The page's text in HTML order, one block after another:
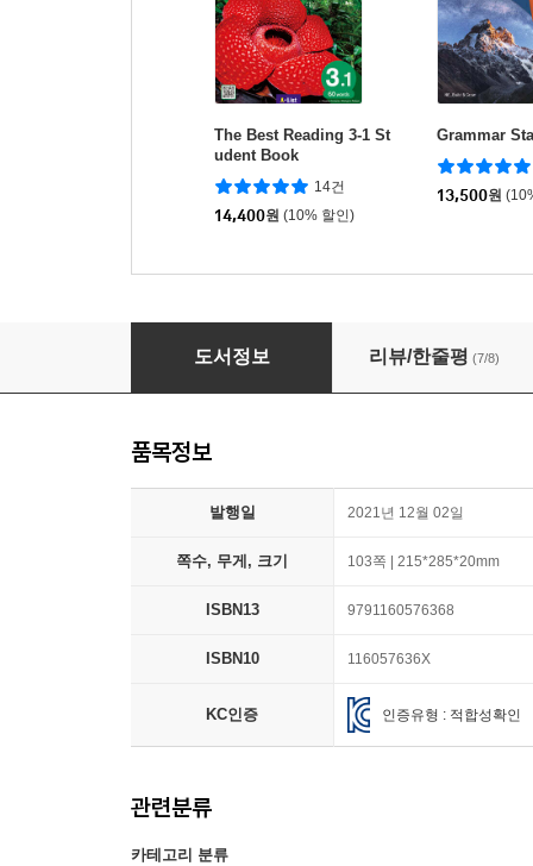
The Best Reading 3-1 St
udent Book
14건
14,400원 (10% 할인)
Grammar
13,500원
Wonderful WORLD BASIC 2 Student Book
도서정보 리뷰/한줄평 (7/8)
품목정보
발행일 2021년 12월 02일
쪽수, 무게, 크기 103쪽 | 215*285*20mm
ISBN13 9791160576368
ISBN10 116057636X
KC인증 인증유형 : 적합성확인
관련분류
카테고리 분류